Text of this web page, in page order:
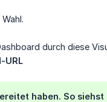
durch diese
URL
haben. So